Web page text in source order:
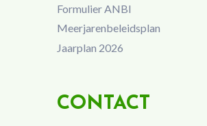
Formulier ANBI
Meerjarenbeleidsplan
Jaarplan 2026
CONTACT